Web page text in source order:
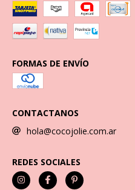
FORMAS DE ENVÍO
CONTACTANOS
hola@cocojolie.com.ar
REDES SOCIALES